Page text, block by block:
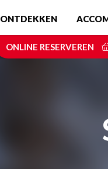
ONTDEKKEN
ONLINE RESERVEREN